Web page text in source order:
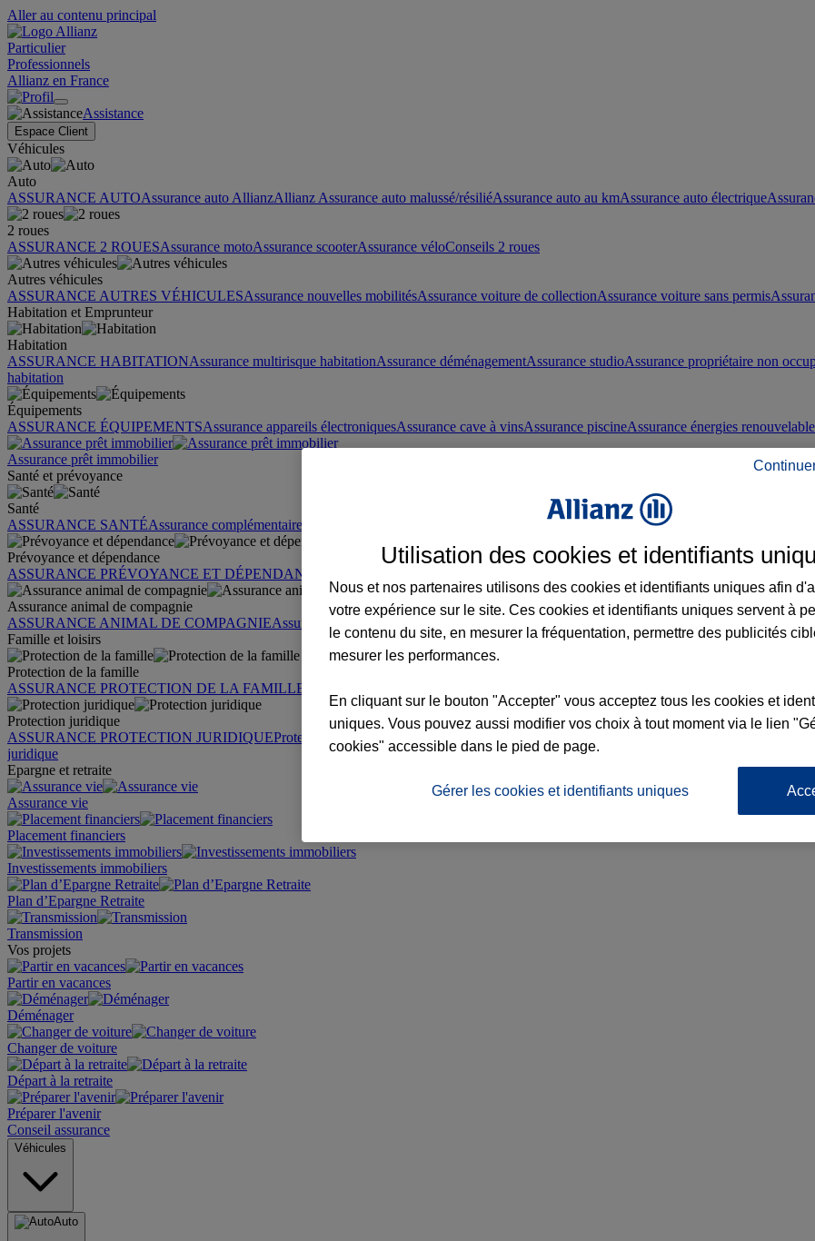
Aller au contenu principal
Particulier
Professionnels
Allianz en France
Assistance
Espace Client
Véhicules
Auto
ASSURANCE AUTOAssurance auto AllianzAllianz Assurance auto malussé/résiliéAssurance auto au kmAssurance auto électrique
2 roues
ASSURANCE 2 ROUESAssurance motoAssurance scooterAssurance véloConseils 2 roues
Autres véhicules
ASSURANCE AUTRES VÉHICULESAssurance nouvelles mobilitésAssurance voiture de collectionAssurance voiture sans permis
Habitation et Emprunteur
Habitation
ASSURANCE HABITATIONAssurance multirisque habitationAssurance déménagementAssurance studioAssurance propriétaire non
habitation
Équipements
ASSURANCE ÉQUIPEMENTSAssurance appareils électroniquesAssurance cave à vinsAssurance piscineAssurance énergies
Assurance prêt immobilier
Santé et prévoyance
Santé
ASSURANCE SANTÉAssurance complémentaire santé Conseils santé
Prévoyance et dépendance
ASSURANCE PRÉVOYANCE ET DÉPENDANCE
Assurance animal de compagnie
ASSURANCE ANIMAL DE COMPAGNIEAssurance chien Assurance chat
Conseils animal de compagnie
Famille et loisirs
Protection de la famille
ASSURANCE PROTECTION DE LA FAMILLE
Protection juridique
ASSURANCE PROTECTION JURIDIQUEProtection juridique particuliers Protection juridique immobilière
juridique
Epargne et retraite
Assurance vie
Placement financiers
Investissements immobiliers
Plan d’Epargne Retraite
Transmission
Vos projets
Partir en vacances
Déménager
Changer de voiture
Départ à la retraite
Préparer l'avenir
Conseil assurance
Véhicules
Auto
Utilisation des cookies et identifiants
Nous et nos partenaires utilisons des cookies et identifiants uniques afin
votre expérience sur le site. Ces cookies et identifiants uniques servent à
le contenu du site, en mesurer la fréquentation, permettre des publicités
mesurer les performances.
En cliquant sur le bouton "Accepter" vous acceptez tous les cookies et
uniques. Vous pouvez aussi modifier vos choix à tout moment via le lien
cookies" accessible dans le pied de page.
Gérer les cookies et identifiants uniques